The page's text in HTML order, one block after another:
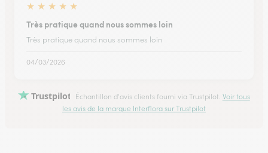
★ ★ ★ ★ ★
Très pratique quand nous sommes loin
Très pratique quand nous sommes loin
04/03/2026
Trustpilot Échantillon d'avis clients fourni via Trustpilot. Voir tous
les avis de la marque Interflora sur Trustpilot